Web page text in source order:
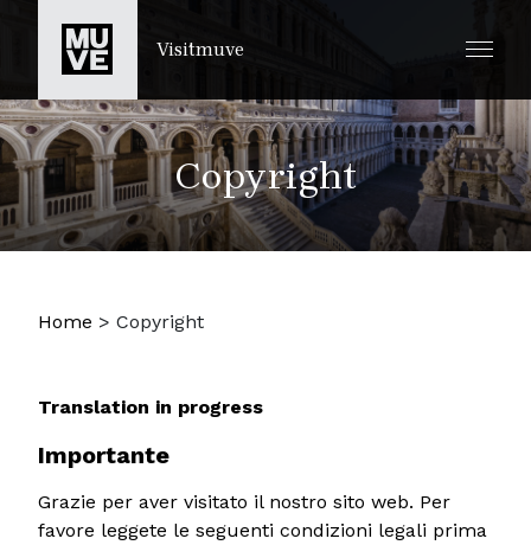
SKIP TO MAIN CONTENT
Visitmuve
Copyright
Home > Copyright
Translation in progress
Importante
Grazie per aver visitato il nostro sito web. Per
favore leggete le seguenti condizioni legali prima